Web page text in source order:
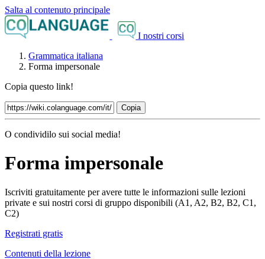
Salta al contenuto principale
I nostri corsi
Grammatica italiana
Forma impersonale
Copia questo link!
Copia
O condividilo sui social media!
Forma impersonale
Iscriviti gratuitamente per avere tutte le informazioni sulle lezioni
private e sui nostri corsi di gruppo disponibili (A1, A2, B2, B2, C1,
C2)
Registrati gratis
Contenuti della lezione